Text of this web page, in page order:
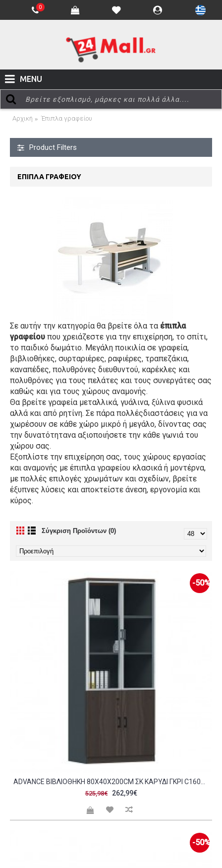
0
MENU
Αρχική Έπιπλα γραφείου
Product Filters
ΈΠΙΠΛΑ ΓΡΑΦΕΊΟΥ
Σε αυτήν την κατηγορία θα βρείτε όλα τα έπιπλα
γραφείου που χρειάζεστε για την επιχείρηση, το σπίτι,
το παιδικό δωμάτιο. Μεγάλη ποικιλία σε γραφεία,
βιβλιοθήκες, συρταριέρες, ραφιέρες, τραπεζάκια,
καναπέδες, πολυθρόνες διευθυντού, καρέκλες και
πολυθρόνες για τους πελάτες και τους συνεργάτες σας
καθώς και για τους χώρους αναμονής.
Θα βρείτε γραφεία μεταλλικά, γυάλινα, ξύλινα φυσικά
αλλά και από ρητίνη. Σε πάρα πολλέςδιαστάσεις για να
χωρέσουν σε κάθε χώρο μικρό ή μεγάλο, δίνοντας σας
την δυνατότητανα αξιοποιήσετε την κάθε γωνιά του
χώρου σας.
Εξοπλίστε την επιχείρηση σας, τους χώρους εργασίας
και αναμονής με έπιπλα γραφείου κλασικά ή μοντέρνα,
με πολλές επιλογές χρωμάτων και σχεδίων, βρείτε
έξυπνες λύσεις και αποκτείστε άνεση, εργονομία και
κύρος.
Σύγκριση Προϊόντων (0)
-50%
525,98€ 262,99€
-50%